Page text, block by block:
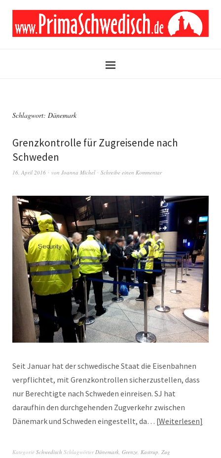
Schlagwort: Dänemark
Grenzkontrolle für Zugreisende nach
Schweden
16. April 2016 von Joanna Michel Schreibe einen Kommentar
Seit Januar hat der schwedische Staat die Eisenbahnen
verpflichtet, mit Grenzkontrollen sicherzustellen, dass
nur Berechtigte nach Schweden einreisen. SJ hat
daraufhin den durchgehenden Zugverkehr zwischen
Dänemark und Schweden eingestellt, da… Weiterlesen
Kategorie Schwedisch SchlagwörterDänemark, Grenze, Kastrup, Zug